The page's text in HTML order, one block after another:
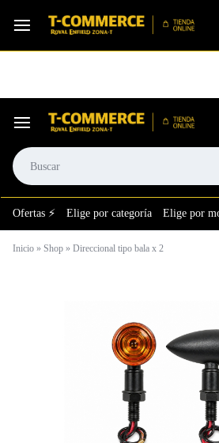
⚙️El taller más grande de LATAM en tu
Ofertas ⚡ Elige por categoría Elige por
Inicio » Shop » Direccional tipo bala x 2